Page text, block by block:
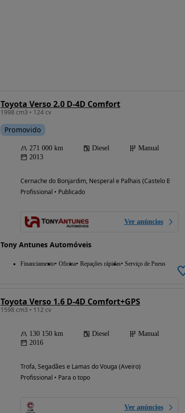
Toyota Verso 2.0 D-4D Comfort
1998 cm3 • 124 cv
Promovido
271 000 km Diesel
Manual
2013
Cernache do Bonjardim, Nesperal e Palhais (Castelo Branco)
Profissional • Publicado
Ver anúncios
Tony Antunes Automóveis
Financiamento Oficina Repações rápidas Serviço de Pneus
Toyota Verso 1.6 D-4D Comfort+GPS
1598 cm3 • 112 cv
130 150 km Diesel
Manual
2016
Trofa, Segadães e Lamas do Vouga (Aveiro)
Profissional • Para o topo
Ver anúncios